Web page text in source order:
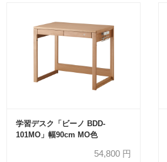
学習デスク「ビーノ BDD-
101MO」幅90cm MO色
54,800 円